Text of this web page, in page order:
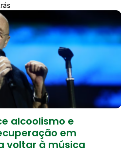
alcoolismo e
em
voltar à música